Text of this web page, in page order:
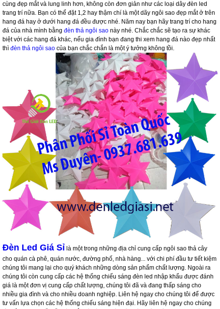
cùng đẹp mắt và lung linh hơn, không còn đơn giản như các loại dây đèn led
trang trí nữa. Bạn có thể đặt 1,2 hay thậm chí là một dãy ngôi sao đẹp mắt ở trên
hang đá hay ở dưới hang đá đều được nhé. Năm nay bạn hãy trang trí cho hang
đá của nhà mình bằng đèn thả ngôi sao này nhé. Chắc chắc sẽ tạo ra sự khác
biệt với các hang đá khác, nếu gia đình bạn đang thi xem hang đá nào đẹp nhất
thì đèn thả ngôi sao của bạn chắc chắn là một ý tưởng không tồi.
Đèn Led Giá Sỉ là một trong những địa chỉ cung cấp ngôi sao thả cây
cho quán cà phê, quán nước, đường phố, nhà hàng... với chi phí đầu tư tiết kiệm
chúng tôi mang lại cho quý khách những dòng sản phẩm chất lượng. Ngoài ra
chúng tôi còn cung cấp các hệ thống chiếu sáng đèn led nhập khẩu được đánh
giá là một đơn vị cung cấp chất lượng, chúng tôi đã và đang thấp sáng cho
nhiều gia đình và cho nhiều doanh nghiệp. Liên hệ ngay cho chúng tôi để được
tư vấn lựa chọn các hệ thống chiếu sáng hiện đại. Hãy liên hệ ngay cho chúng